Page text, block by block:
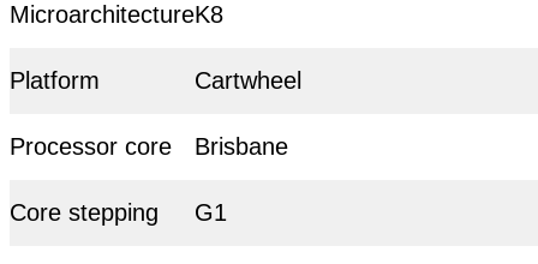
MicroarchitectureK8
Platform Cartwheel
Processor core Brisbane
Core stepping G1